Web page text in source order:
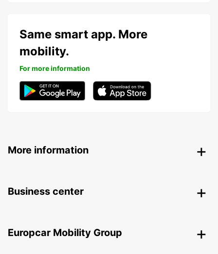
Same smart app. More
mobility.
For more information
More information
Business center
Europcar Mobility Group